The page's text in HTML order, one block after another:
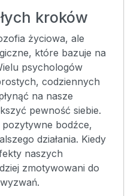
kroków
życiowa, ale
które bazuje na
psychologów
codziennych
na nasze
pewność siebie.
bodźce,
działania. Kiedy
naszych
zmotywowani do